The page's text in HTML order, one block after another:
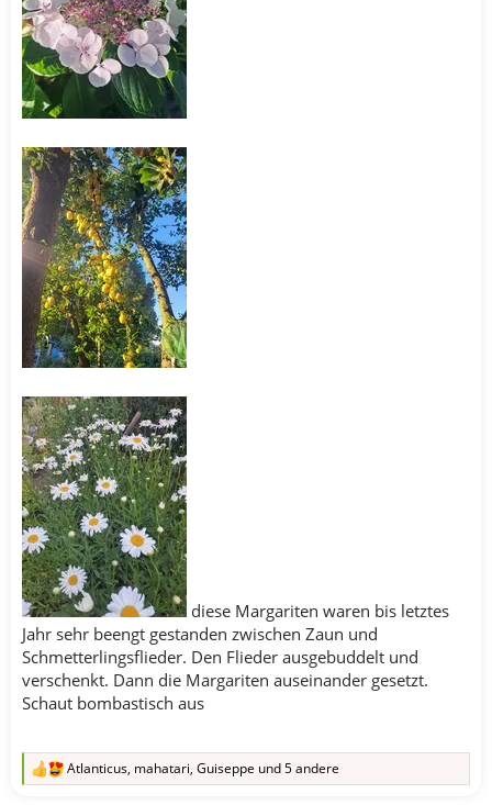
diese Margariten waren bis letztes
Jahr sehr beengt gestanden zwischen Zaun und
Schmetterlingsflieder. Den Flieder ausgebuddelt und
verschenkt. Dann die Margariten auseinander gesetzt.
Schaut bombastisch aus
R
Atlanticus, mahatari, Guiseppe und 5 andere